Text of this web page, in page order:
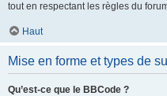
tout en respectant les règles du
Haut
Mise en forme et types de
Qu’est-ce que le BBCode ?